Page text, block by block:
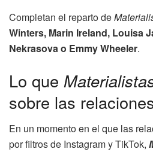
Completan el reparto de
Winters, Marin Ireland, Louisa
Nekrasova o Emmy Wheeler.
Lo que
sobre las
En un momento en el que las
por filtros de Instagram y TikTok,